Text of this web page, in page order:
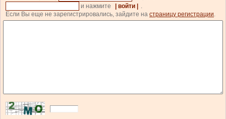
и нажмите
| войти |
.
Если Вы еще не зарегистрировались, зайдите на страницу регистрации.